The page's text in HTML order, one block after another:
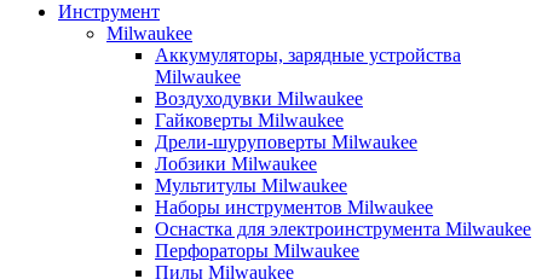
Инструмент
Milwaukee
Аккумуляторы, зарядные устройства
Milwaukee
Воздуходувки Milwaukee
Гайковерты Milwaukee
Дрели-шуруповерты Milwaukee
Лобзики Milwaukee
Мультитулы Milwaukee
Наборы инструментов Milwaukee
Оснастка для электроинструмента Milwaukee
Перфораторы Milwaukee
Пилы Milwaukee